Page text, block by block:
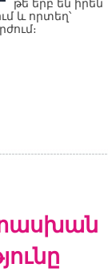
թե երբ են իրեն
և որտեղ՝